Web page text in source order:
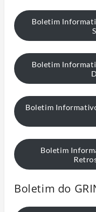
Boletim
Boletim
Boletim
Boletim
Boletim do